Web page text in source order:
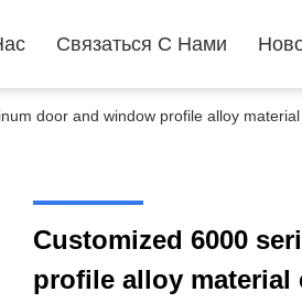
Связаться С Нами
door and window profile alloy
Customized 6000
profile alloy